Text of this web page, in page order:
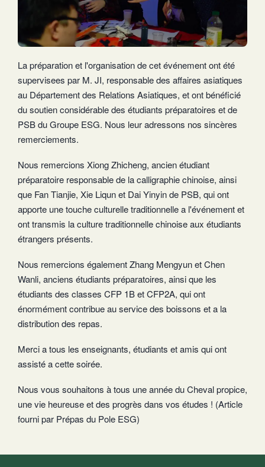
La préparation et l'organisation de cet événement ont été
supervisees par M. JI, responsable des affaires asiatiques
au Département des Relations Asiatiques, et ont bénéficié
du soutien considérable des étudiants préparatoires et de
PSB du Groupe ESG. Nous leur adressons nos sincères
remerciements.
Nous remercions Xiong Zhicheng, ancien étudiant
préparatoire responsable de la calligraphie chinoise, ainsi
que Fan Tianjie, Xie Liqun et Dai Yinyin de PSB, qui ont
apporte une touche culturelle traditionnelle a l'événement et
ont transmis la culture traditionnelle chinoise aux étudiants
étrangers présents.
Nous remercions également Zhang Mengyun et Chen
Wanli, anciens étudiants préparatoires, ainsi que les
étudiants des classes CFP 1B et CFP2A, qui ont
énormément contribue au service des boissons et a la
distribution des repas.
Merci a tous les enseignants, étudiants et amis qui ont
assisté a cette soirée.
Nous vous souhaitons à tous une année du Cheval propice,
une vie heureuse et des progrès dans vos études ! (Article
fourni par Prépas du Pole ESG)